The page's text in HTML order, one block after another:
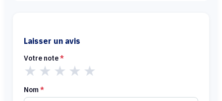
Laisser un avis
Votre note*
★ ★ ★ ★ ★
Nom*